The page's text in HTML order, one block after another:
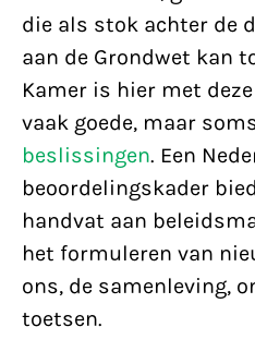
die als stok achter de
aan de Grondwet kan
Kamer is hier met
vaak goede, maar
beslissingen. Een
beoordelingskader
handvat aan
het formuleren van
ons, de samenleving,
toetsen.